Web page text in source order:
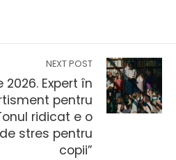
NEXT POST
2026. Expert în
pentru
ridicat e o
stres pentru
copii”